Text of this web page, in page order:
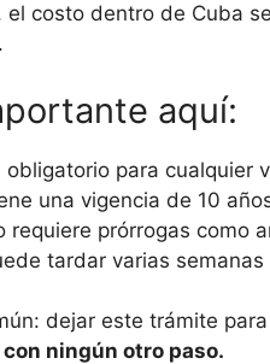
el costo dentro de Cuba
aquí:
obligatorio para cualquier
una vigencia de 10
requiere prórrogas como
tardar varias
dejar este trámite
ningún otro paso.